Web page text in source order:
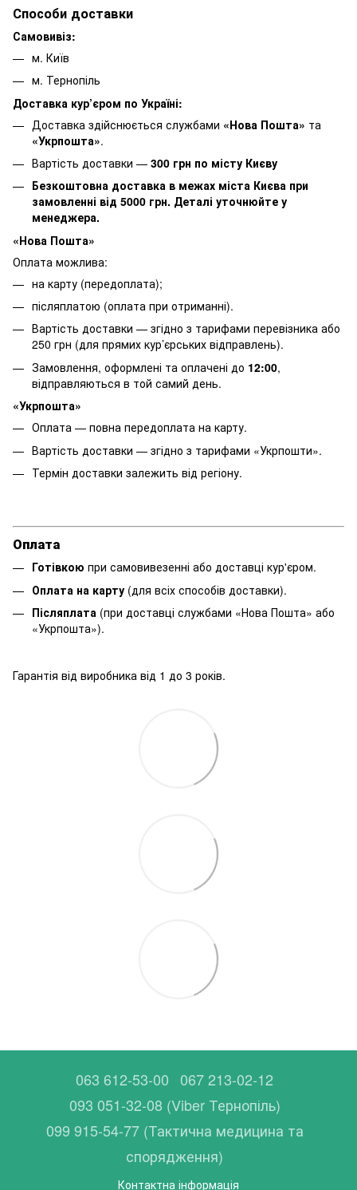
Способи доставки
Самовивіз:
м. Київ
м. Тернопіль
Доставка кур’єром по Україні:
Доставка здійснюється службами «Нова Пошта» та
«Укрпошта».
Вартість доставки — 300 грн по місту Києву
Безкоштовна доставка в межах міста Києва при
замовленні від 5000 грн. Деталі уточнюйте у
менеджера.
«Нова Пошта»
Оплата можлива:
на карту (передоплата);
післяплатою (оплата при отриманні).
Вартість доставки — згідно з тарифами перевізника або
250 грн (для прямих кур’єрських відправлень).
Замовлення, оформлені та оплачені до 12:00,
відправляються в той самий день.
«Укрпошта»
Оплата — повна передоплата на карту.
Вартість доставки — згідно з тарифами «Укрпошти».
Термін доставки залежить від регіону.
Оплата
Готівкою при самовивезенні або доставці кур'єром.
Оплата на карту (для всіх способів доставки).
Післяплата (при доставці службами «Нова Пошта» або
«Укрпошта»).
Гарантія від виробника від 1 до 3 років.
063 612-53-00 067 213-02-12
093 051-32-08 (Viber Тернопіль)
099 915-54-77 (Тактична медицина та
спорядження)
Контактна інформація